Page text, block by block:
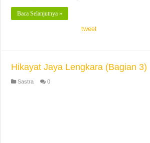
Baca Selanjutnya »
tweet
Hikayat Jaya Lengkara (Bagian 3)
Sastra 0